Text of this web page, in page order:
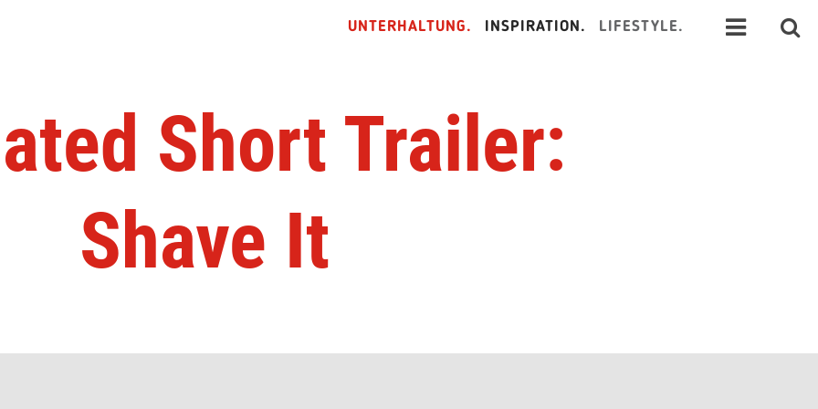
UNTERHALTUNG. INSPIRATION. LIFESTYLE.
Short Trailer:
Shave It